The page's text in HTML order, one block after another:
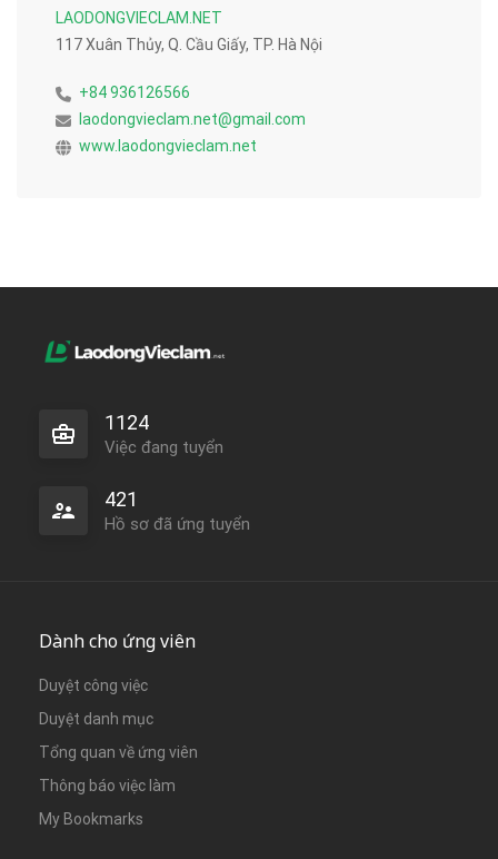
LAODONGVIECLAM.NET
117 Xuân Thủy, Q. Cầu Giấy, TP. Hà Nội
+84 936126566
laodongvieclam.net@gmail.com
www.laodongvieclam.net
1124
Việc đang tuyển
421
Hồ sơ đã ứng tuyển
Dành cho ứng viên
Duyệt công việc
Duyệt danh mục
Tổng quan về ứng viên
Thông báo việc làm
My Bookmarks